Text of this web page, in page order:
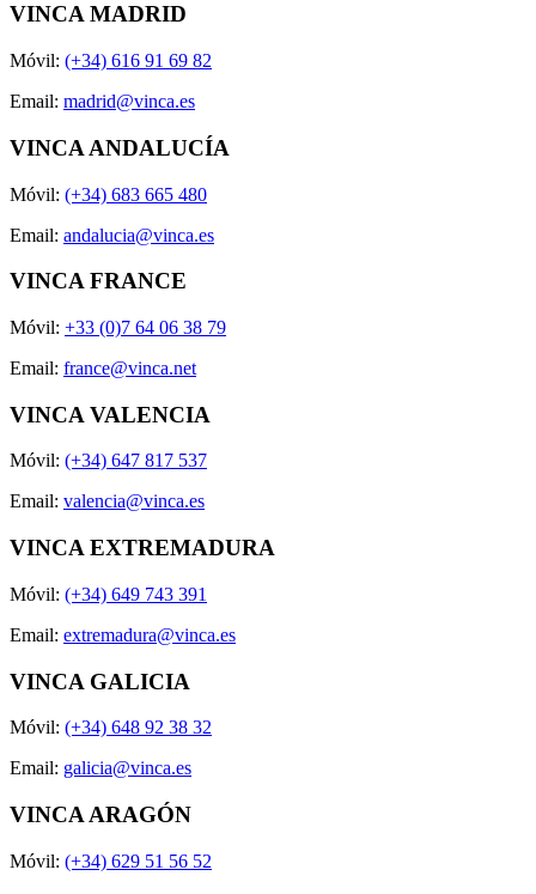
VINCA MADRID
Móvil: (+34) 616 91 69 82
Email: madrid@vinca.es
VINCA ANDALUCÍA
Móvil: (+34) 683 665 480
Email: andalucia@vinca.es
VINCA FRANCE
Móvil: +33 (0)7 64 06 38 79
Email: france@vinca.net
VINCA VALENCIA
Móvil: (+34) 647 817 537
Email: valencia@vinca.es
VINCA EXTREMADURA
Móvil: (+34) 649 743 391
Email: extremadura@vinca.es
VINCA GALICIA
Móvil: (+34) 648 92 38 32
Email: galicia@vinca.es
VINCA ARAGÓN
Móvil: (+34) 629 51 56 52